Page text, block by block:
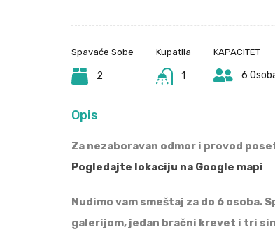
Spavaće Sobe
2
Kupatila
1
KAPACITET
6
Opis
Za nezaboravan odmor i provod
Pogledajte lokaciju na Google mapi
Nudimo vam smeštaj za do 6 osoba.
galerijom, jedan bračni krevet i tri